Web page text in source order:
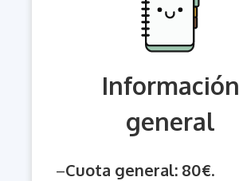
Información
general
–Cuota general: 80€.